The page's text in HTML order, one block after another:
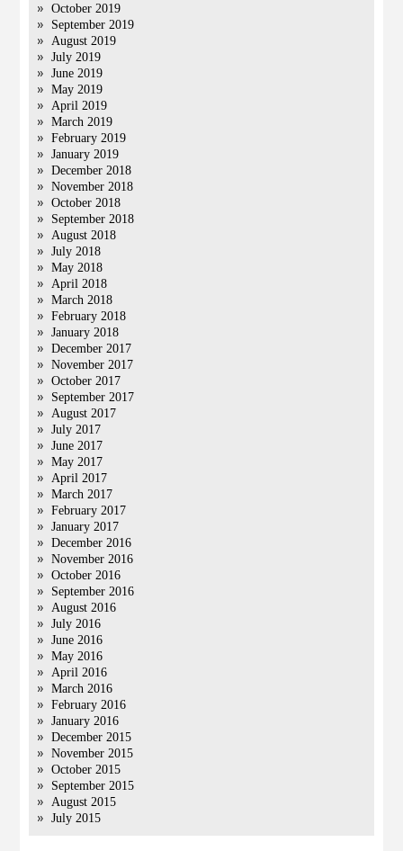
October 2019
September 2019
August 2019
July 2019
June 2019
May 2019
April 2019
March 2019
February 2019
January 2019
December 2018
November 2018
October 2018
September 2018
August 2018
July 2018
May 2018
April 2018
March 2018
February 2018
January 2018
December 2017
November 2017
October 2017
September 2017
August 2017
July 2017
June 2017
May 2017
April 2017
March 2017
February 2017
January 2017
December 2016
November 2016
October 2016
September 2016
August 2016
July 2016
June 2016
May 2016
April 2016
March 2016
February 2016
January 2016
December 2015
November 2015
October 2015
September 2015
August 2015
July 2015